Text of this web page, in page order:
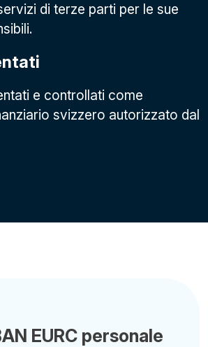
di terze parti per le sue
e controllati come
svizzero autorizzato dal
EURC personale